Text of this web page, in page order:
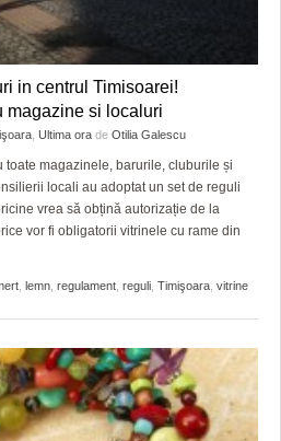
in centrul Timisoarei!
magazine si localuri
Ultima ora de Otilia Galescu
toate magazinele, barurile, cluburile și
locali au adoptat un set de reguli
vrea să obțină autorizație de la
vor fi obligatorii vitrinele cu rame din
lemn regulament reguli Timişoara vitrine